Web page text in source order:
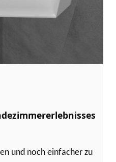
und noch einfacher zu